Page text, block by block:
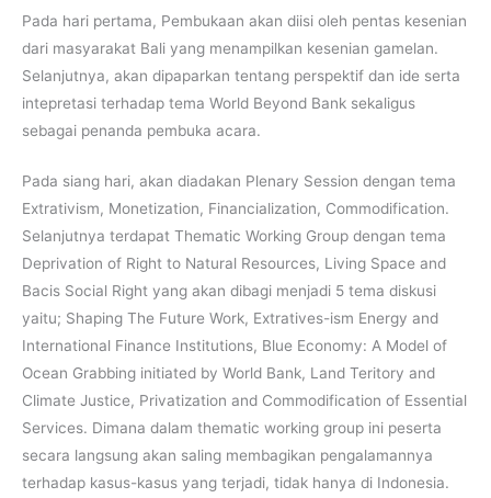
Pada hari pertama, Pembukaan akan diisi oleh pentas kesenian
dari masyarakat Bali yang menampilkan kesenian gamelan.
Selanjutnya, akan dipaparkan tentang perspektif dan ide serta
intepretasi terhadap tema World Beyond Bank sekaligus
sebagai penanda pembuka acara.
Pada siang hari, akan diadakan Plenary Session dengan tema
Extrativism, Monetization, Financialization, Commodification.
Selanjutnya terdapat Thematic Working Group dengan tema
Deprivation of Right to Natural Resources, Living Space and
Bacis Social Right yang akan dibagi menjadi 5 tema diskusi
yaitu; Shaping The Future Work, Extratives-ism Energy and
International Finance Institutions, Blue Economy: A Model of
Ocean Grabbing initiated by World Bank, Land Teritory and
Climate Justice, Privatization and Commodification of Essential
Services. Dimana dalam thematic working group ini peserta
secara langsung akan saling membagikan pengalamannya
terhadap kasus-kasus yang terjadi, tidak hanya di Indonesia.